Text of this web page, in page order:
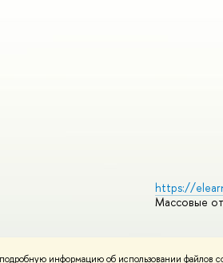
информацию об использовании файлов
https://
Массовые